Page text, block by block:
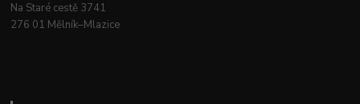
Na Staré cestě 3741
276 01 Mělník–Mlazice